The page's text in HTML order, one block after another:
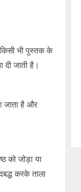
भी पुस्तक के
दी जाती है।
जाता है और
को जोड़ा या
करके ताला